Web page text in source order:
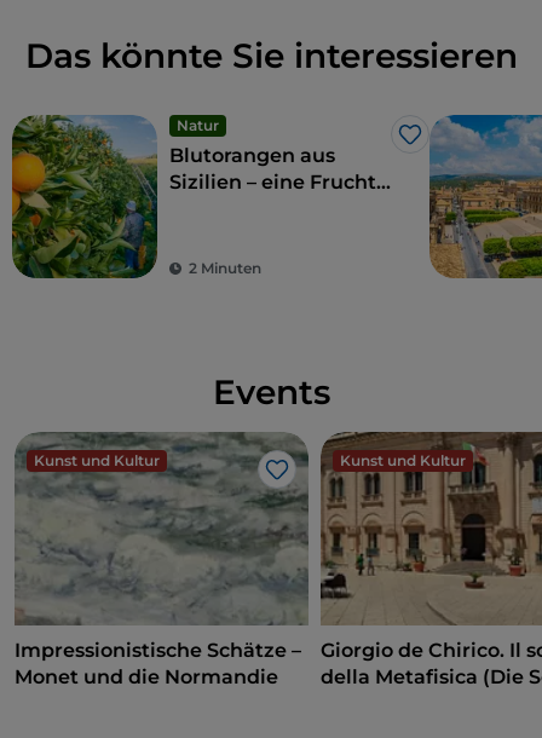
Das könnte Sie interessieren
Natur
Like
Blutorangen aus
Sizilien – eine Frucht
2 Minuten
Events
Kunst und Kultur
Like
Impressionistische Schätze –
Monet und die Normandie
Kunst und Kultur
Giorgio de Chirico. Il
della Metafisica (Die